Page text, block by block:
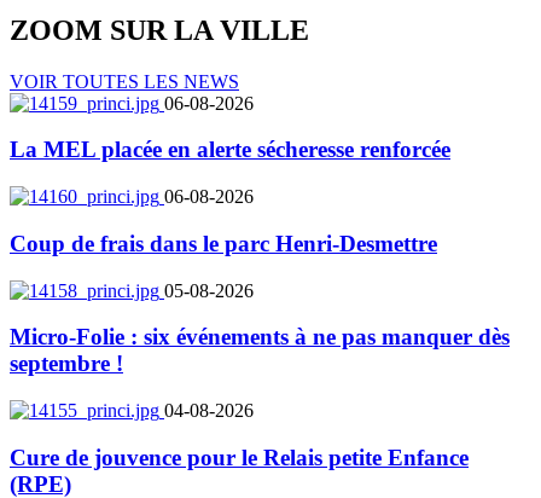
ZOOM SUR LA VILLE
VOIR TOUTES LES NEWS
06-08-2026
La MEL placée en alerte sécheresse renforcée
06-08-2026
Coup de frais dans le parc Henri-Desmettre
05-08-2026
Micro-Folie : six événements à ne pas manquer dès
septembre !
04-08-2026
Cure de jouvence pour le Relais petite Enfance
(RPE)